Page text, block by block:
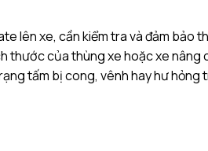
lên xe, cần kiểm tra và đảm bảo
thước của thùng xe hoặc xe nâng
tấm bị cong, vênh hay hư hỏng